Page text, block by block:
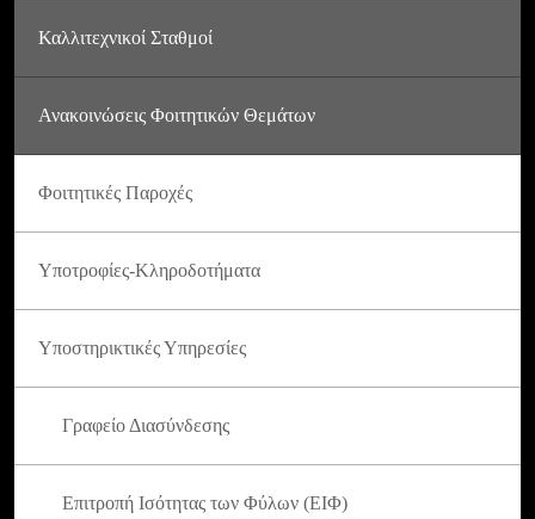
Καλλιτεχνικοί Σταθμοί
Ανακοινώσεις Φοιτητικών Θεμάτων
Φοιτητικές Παροχές
Υποτροφίες-Κληροδοτήματα
Υποστηρικτικές Υπηρεσίες
Γραφείο Διασύνδεσης
Επιτροπή Ισότητας των Φύλων (ΕΙΦ)